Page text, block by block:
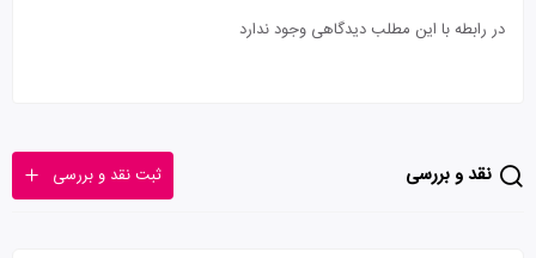
در رابطه با این مطلب دیدگاهی وجود ندارد
نقد و بررسی ثبت نقد و بررسی